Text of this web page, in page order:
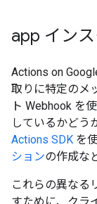
app イン
Actions on
取りに特定のメ
ト Webhook を
しているかどう
Actions SDK を
ションの作成な
これらの異なる